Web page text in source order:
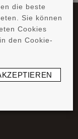
die beste
Sie können
Cookies
den Cookie-